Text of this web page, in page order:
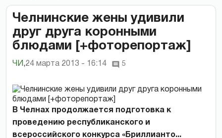
Челнинские жены удивили
друг друга коронными
блюдами [+фоторепортаж]
ЧИ ,24 марта 2013 - 16:14 5
В Челнах продолжается подготовка к
проведению республиканского и
всероссийского конкурса «Бриллианто...